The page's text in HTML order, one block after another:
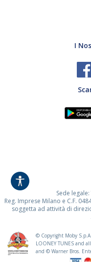
I
Sede
Reg. Imprese Milano e C.F.
soggetta ad attività di
© Copyright Moby
LOONEY TUNES and
and © Warner Bros.